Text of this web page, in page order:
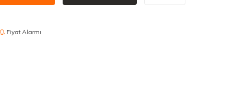
Fiyat Alarmı